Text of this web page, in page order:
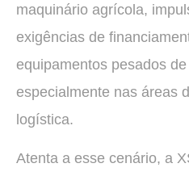
maquinário agrícola,
exigências de
equipamentos pesados
especialmente nas áreas
logística.
Atenta a esse cenário, a